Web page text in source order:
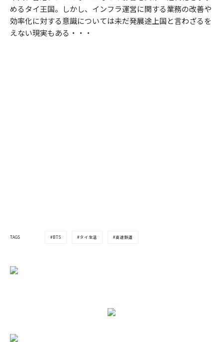
めるタイ王国。しかし、インフラ運営に関する業務の改善や
効率化に対する意識については未だ発展途上国と言わざるを
えない現実もある・・・
TAGS BTS タイ生活 高速鉄道